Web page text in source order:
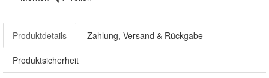
Produktdetails Zahlung, Versand & Rückgabe
Produktsicherheit